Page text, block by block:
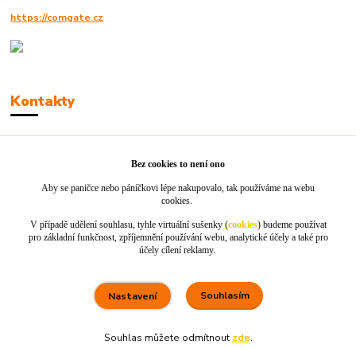
https://comgate.cz
Kontakty
info@jackie-shop.cz
Vytvořeno na Eshop-rychle.cz
Bez cookies to není ono
Aby se paničce nebo páníčkovi lépe nakupovalo, tak používáme na webu
cookies.
V případě udělení souhlasu, tyhle virtuální sušenky (cookies) budeme používat
pro základní funkčnost, zpříjemnění používání webu, analytické účely a také pro
účely cílení reklamy.
Nastavení Souhlasím
Souhlas můžete odmítnout zde.
5. srpna
100 %★★★★★